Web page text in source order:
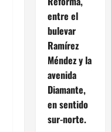
entre el
bulevar
Ramírez
Méndez y la
avenida
Diamante,
en sentido
sur-norte.